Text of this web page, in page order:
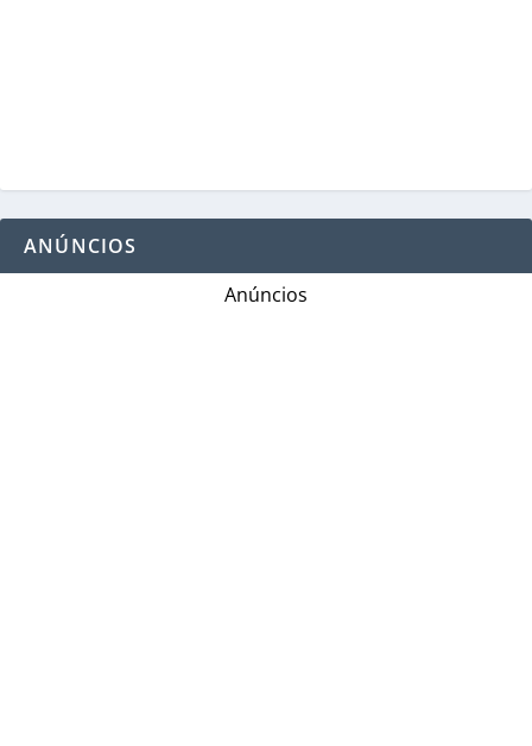
ANÚNCIOS
Anúncios